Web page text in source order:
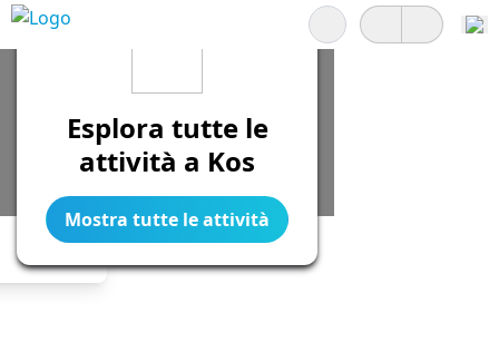
Cerca
Esplora tutte le
attività a Kos
Mostra tutte le attività